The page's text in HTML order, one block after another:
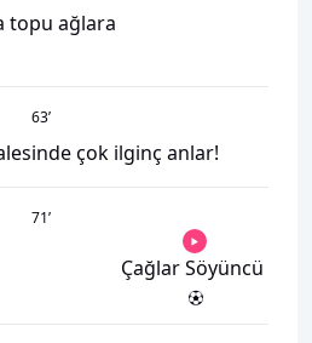
topu ağlara
63’
çok ilginç anlar!
71’
Çağlar Söyüncü